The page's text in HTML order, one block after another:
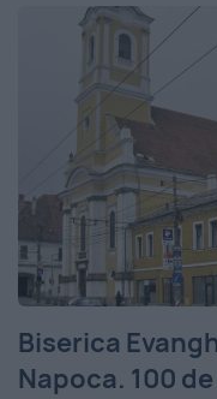
Biserica
Napoca. 100